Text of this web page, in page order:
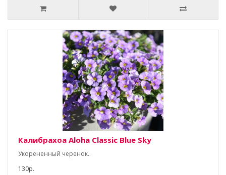
Калибрахоа Aloha Classic Blue Sky
Укорененный черенок..
130р.